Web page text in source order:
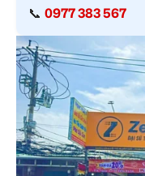
📞 0977 383 567